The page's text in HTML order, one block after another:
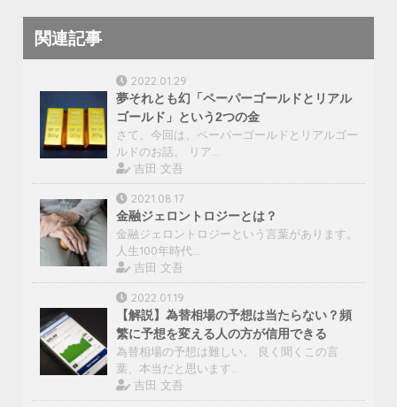
関連記事
2022.01.29
夢それとも幻「ペーパーゴールドとリアル
ゴールド」という2つの金
さて、今回は、ペーパーゴールドとリアルゴー
ルドのお話。 リア…
吉田 文吾
2021.08.17
金融ジェロントロジーとは？
金融ジェロントロジーという言葉があります。
人生100年時代…
吉田 文吾
2022.01.19
【解説】為替相場の予想は当たらない？頻
繁に予想を変える人の方が信用できる
為替相場の予想は難しい。 良く聞くこの言
葉、本当だと思います…
吉田 文吾